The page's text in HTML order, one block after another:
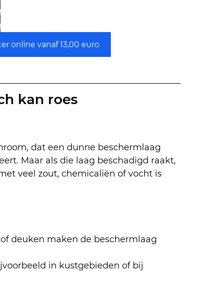
online vanaf 13,00 euro
kan roes
dat een dunne beschermlaag
Maar als die laag beschadigd raakt,
veel zout, chemicaliën of vocht is
of deuken maken de beschermlaag
in kustgebieden of bij